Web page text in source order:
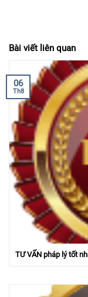
Bài viết liên quan
TƯ VẤN pháp lý tốt
06
Th8